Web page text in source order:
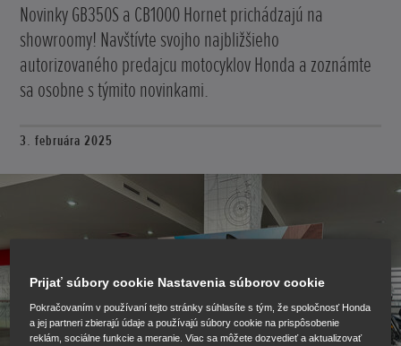
Novinky GB350S a CB1000 Hornet prichádzajú na
showroomy! Navštívte svojho najbližšieho
autorizovaného predajcu motocyklov Honda a zoznámte
sa osobne s týmito novinkami.
3. februára 2025
Prijať súbory cookie Nastavenia súborov cookie
Pokračovaním v používaní tejto stránky súhlasíte s tým, že spoločnosť Honda
a jej partneri zbierajú údaje a používajú súbory cookie na prispôsobenie
reklám, sociálne funkcie a meranie. Viac sa môžete dozvedieť a aktualizovať